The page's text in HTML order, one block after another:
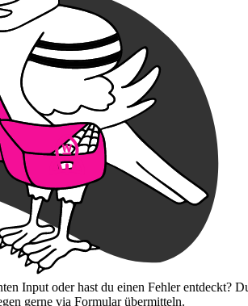
Input oder hast du einen Fehler entdeckt?
gerne via Formular übermitteln.